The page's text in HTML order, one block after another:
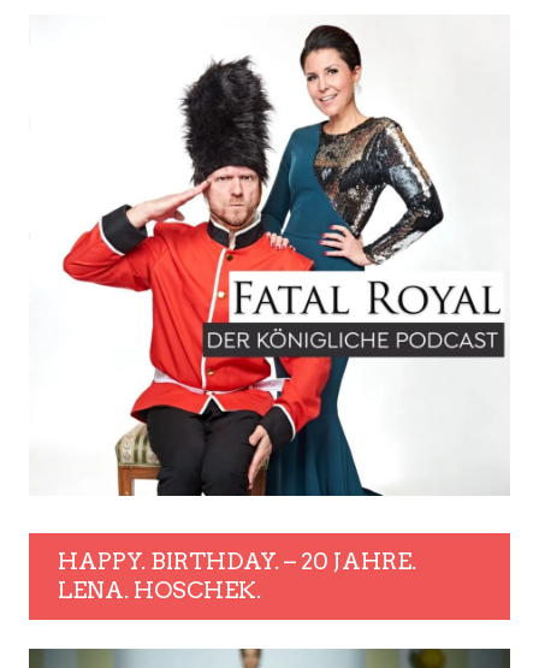
HAPPY. BIRTHDAY. – 20 JAHRE.
LENA. HOSCHEK.